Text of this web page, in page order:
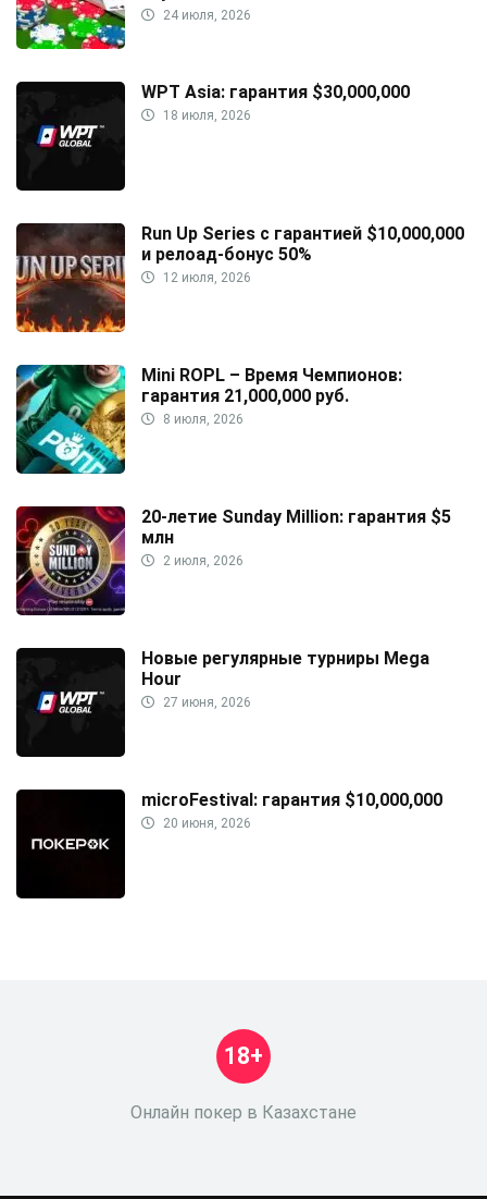
24 июля, 2026
WPT Asia: гарантия $30,000,000
18 июля, 2026
Run Up Series с гарантией $10,000,000
и релоад-бонус 50%
12 июля, 2026
Mini ROPL – Время Чемпионов:
гарантия 21,000,000 руб.
8 июля, 2026
20-летие Sunday Million: гарантия $5
млн
2 июля, 2026
Новые регулярные турниры Mega
Hour
27 июня, 2026
microFestival: гарантия $10,000,000
20 июня, 2026
Онлайн покер в Казахстане
18+